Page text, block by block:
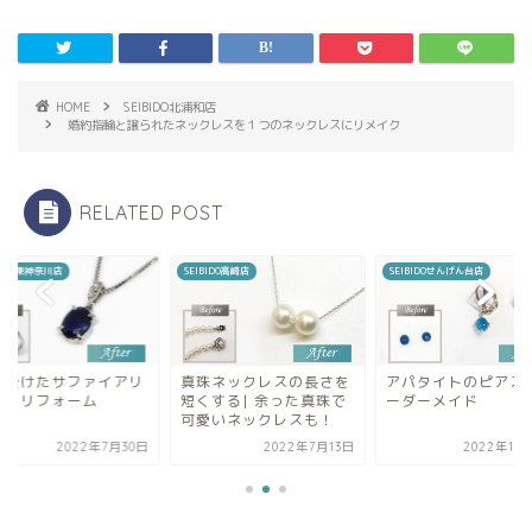
HOME
SEIBIDO北浦和店
婚約指輪と譲られたネックレスを１つのネックレスにリメイク
RELATED POST
高崎店
ネックレスの長さを
する| 余った真珠で
2022年7月13日
SEIBIDOせんげん台店
アパタイトのピアスをオ
ーダーメイド
2022年10月13日
SEIBIDO東神奈川店
譲り受けたサファイ
ングをリフォーム
2022年7